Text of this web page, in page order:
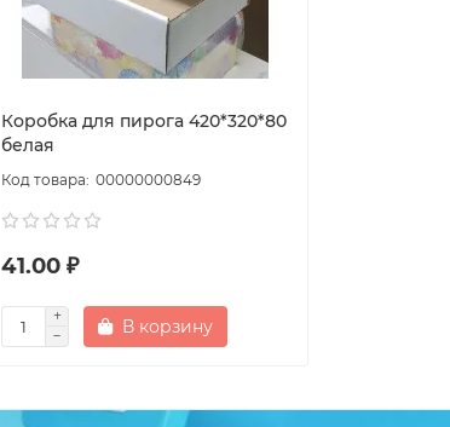
Коробка для пирога 420*320*80
белая
00000000849
41.00 ₽
В корзину